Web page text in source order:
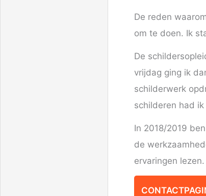
De reden
om te doen. Ik
De
vrijdag ging ik
schilderwerk
schilderen had
In 2018/2019
de
ervaringen